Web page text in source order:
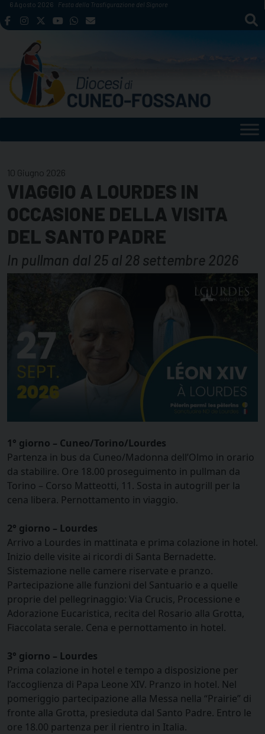
Skip
to
6 Agosto 2026 Festa della Trasfigurazione del Signore
10 Giugno 2026
VIAGGIO A LOURDES IN
OCCASIONE DELLA VISITA
DEL SANTO PADRE
In pullman dal 25 al 28 settembre 2026
1° giorno – Cuneo/Torino/Lourdes
Partenza in bus da Cuneo/Madonna dell’Olmo in orario
da stabilire. Ore 18.00 proseguimento in pullman da
Torino – Corso Matteotti, 11. Sosta in autogrill per la
cena libera. Pernottamento in viaggio.
2° giorno – Lourdes
Arrivo a Lourdes in mattinata e prima colazione in hotel.
Inizio delle visite ai ricordi di Santa Bernadette.
Sistemazione nelle camere riservate e pranzo.
Partecipazione alle funzioni del Santuario e a quelle
proprie del pellegrinaggio: Via Crucis, Processione e
Adorazione Eucaristica, recita del Rosario alla Grotta,
Fiaccolata serale. Cena e pernottamento in hotel.
3° giorno – Lourdes
Prima colazione in hotel e tempo a disposizione per
l’accoglienza di Papa Leone XIV. Pranzo in hotel. Nel
pomeriggio partecipazione alla Messa nella “Prairie” di
fronte alla Grotta, presieduta dal Santo Padre. Entro le
ore 18.00 partenza per il rientro in Italia.